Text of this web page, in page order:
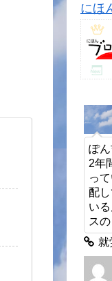
にほ
ぽ
2年
っ
配
い
ス
就